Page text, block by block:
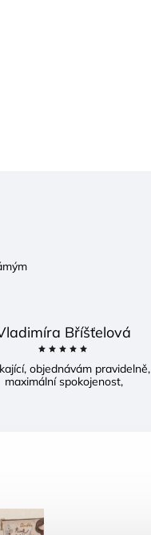
Bříšťelová
objednávám pravidelně,
maximální spokojenost,